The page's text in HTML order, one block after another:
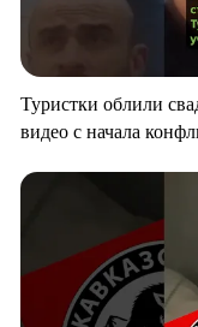
Туристки облили
видео с начала